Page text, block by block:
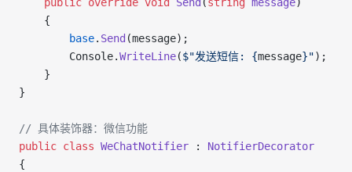
    {
        base
. Send (message);
        Console.
WriteLine($"发送短信: {message}");
    }
}
// 具体装饰器：微信功能
public class WeChatNotifier : NotifierDecorator
{